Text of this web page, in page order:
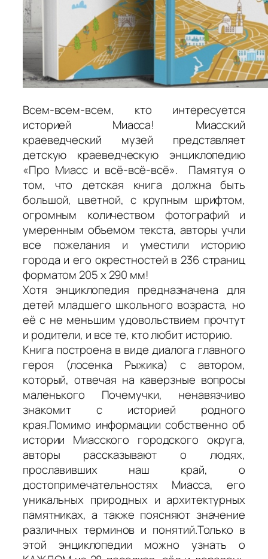
Всем-всем-всем, кто интересуется
историей Миасса! Миасский
краеведческий музей представляет
детскую краеведческую энциклопедию
«Про Миасс и всё-всё-всё». Памятуя о
том, что детская книга должна быть
большой, цветной, с крупным шрифтом,
огромным количеством фотографий и
умеренным объемом текста, авторы учли
все пожелания и уместили историю
города и его окрестностей в 236 страниц
форматом 205 х 290 мм!
Хотя энциклопедия предназначена для
детей младшего школьного возраста, но
её с не меньшим удовольствием прочтут
и родители, и все те, кто любит историю.
Книга построена в виде диалога главного
героя (лосенка Рыжика) с автором,
который, отвечая на каверзные вопросы
маленького Почемучки, ненавязчиво
знакомит с историей родного
края.Помимо информации собственно об
истории Миасского го­родского округа,
авторы рассказывают о людях,
прославивших наш край, о
достопримечательностях Миасса, его
уникальных природных и архитектурных
памятниках, а также поясняют значение
различных терминов и понятий.Только в
этой энциклопедии можно узнать о